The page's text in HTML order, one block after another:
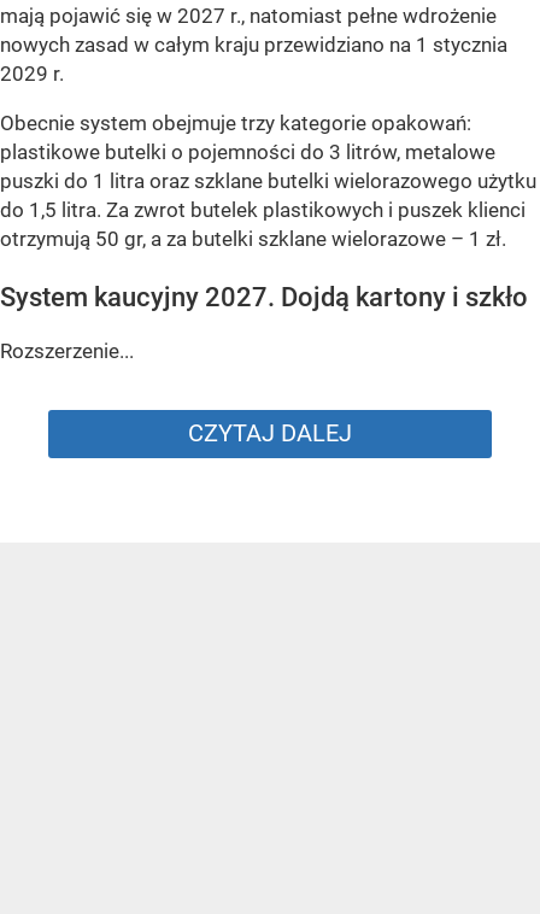
mają pojawić się w 2027 r., natomiast pełne wdrożenie
nowych zasad w całym kraju przewidziano na 1 stycznia
2029 r.
Obecnie system obejmuje trzy kategorie opakowań:
plastikowe butelki o pojemności do 3 litrów, metalowe
puszki do 1 litra oraz szklane butelki wielorazowego użytku
do 1,5 litra. Za zwrot butelek plastikowych i puszek klienci
otrzymują 50 gr, a za butelki szklane wielorazowe – 1 zł.
System kaucyjny 2027. Dojdą kartony i szkło
Rozszerzenie...
CZYTAJ DALEJ